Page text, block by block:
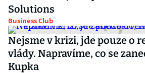
Solutions
Business Club
Nejsme v krizi, jde pouze o
vlády. Napravíme, co se
Kupka